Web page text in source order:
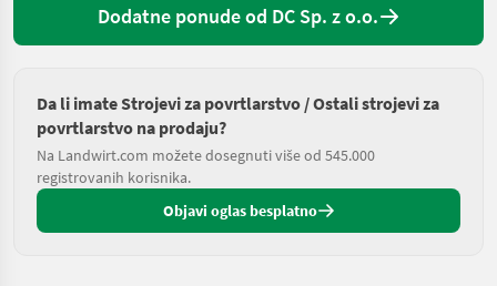
Dodatne ponude od DC Sp. z o.o.
Da li imate Strojevi za povrtlarstvo / Ostali strojevi za
povrtlarstvo na prodaju?
Na Landwirt.com možete dosegnuti više od 545.000
registrovanih korisnika.
Objavi oglas besplatno